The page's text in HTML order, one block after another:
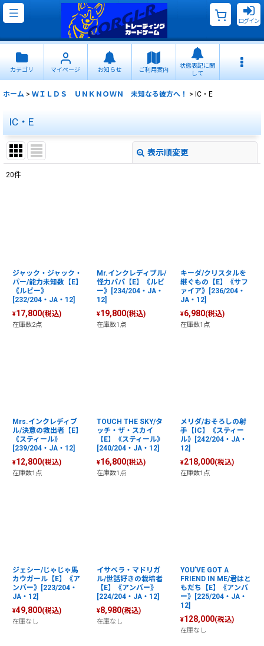
ログイン
カテゴリ マイページ お知らせ ご利用案内
状態表記に関
して
ホーム > ＷＩＬＤＳ ＵＮＫＮＯＷＮ 未知なる彼方へ！ > IC・E
IC・E
表示順変更
20件
ジャック・ジャック・
パー/能力未知数【E】
《ルビー》
[232/204・JA・12]
¥17,800(税込)
在庫数2点
Mr.インクレディブル/
怪力パパ【E】《ルビ
ー》[234/204・JA・
12]
¥19,800(税込)
在庫数1点
キーダ/クリスタルを
継ぐもの【E】《サフ
ァイア》[236/204・
JA・12]
¥6,980(税込)
在庫数1点
Mrs.インクレディブ
ル/決意の救出者【E】
《スティール》
[239/204・JA・12]
¥12,800(税込)
在庫数1点
TOUCH THE SKY/タ
ッチ・ザ・スカイ
【E】《スティール》
[240/204・JA・12]
¥16,800(税込)
在庫数1点
メリダ/おそろしの射
手【IC】《スティー
ル》[242/204・JA・
12]
¥218,000(税込)
在庫数1点
ジェシー/じゃじゃ馬
カウガール【E】《ア
ンバー》[223/204・
JA・12]
¥49,800(税込)
在庫なし
イサベラ・マドリガ
ル/世話好きの栽培者
【E】《アンバー》
[224/204・JA・12]
¥8,980(税込)
在庫なし
YOU'VE GOT A
FRIEND IN ME/君はと
もだち【E】《アンバ
ー》[225/204・JA・
12]
¥128,000(税込)
在庫なし